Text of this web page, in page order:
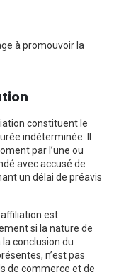
à promouvoir la
constituent le
indéterminée. Il
par l’une ou
avec accusé de
un délai de préavis
est
si la nature de
la conclusion du
n’est pas
de commerce et de